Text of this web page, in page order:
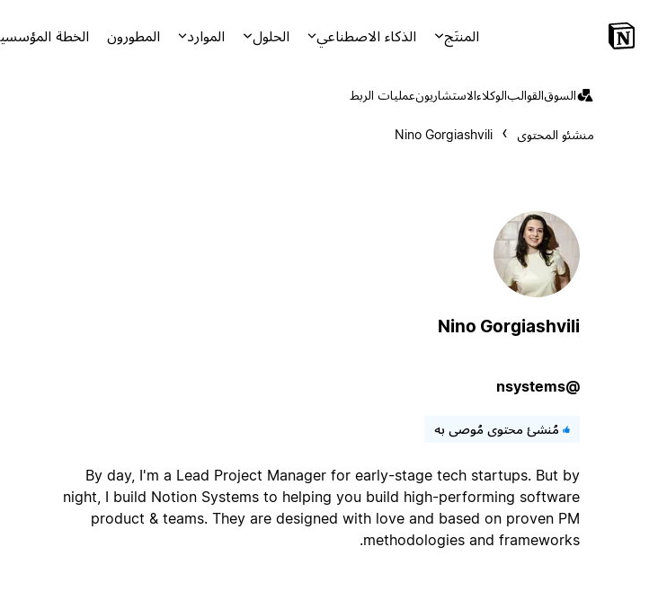
المنتَج الذكاء الاصطناعي الحلول الموارد المطورون الخطة
السوقالقوالبالوكلاءالاستشاريونعمليات الربط
منشئو المحتوى Nino Gorgiashvili
Nino Gorgiashvili
@nsystems
مُنشئ محتوى مُوصى به
By day, I'm a Lead Project Manager for early-stage tech startups. But by
night, I build Notion Systems to helping you build high-performing software
product & teams. They are designed with love and based on proven PM
methodologies and frameworks.